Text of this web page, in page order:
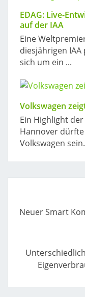
EDAG: Live-
auf der IAA
Eine
diesjährigen
sich um ein ...
Volkswagen
Ein Highlight
Hannover
Volkswagen
Neuer Smart